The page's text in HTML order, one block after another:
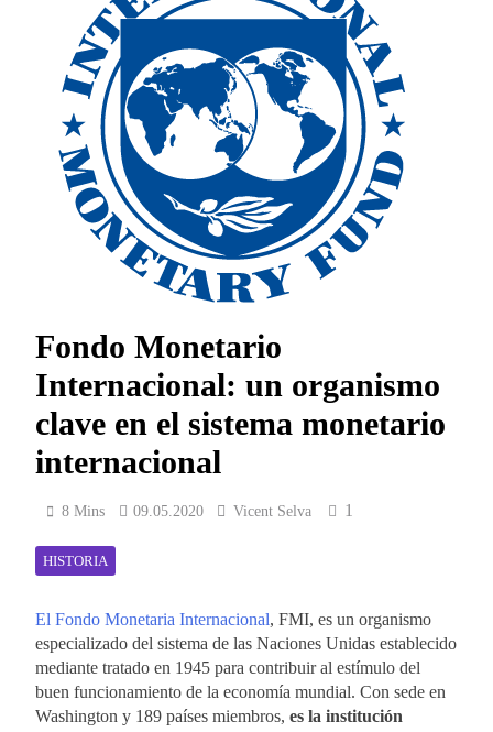
Fondo Monetario
Internacional: un organismo
clave en el sistema monetario
internacional
8 Mins 09.05.2020 Vicent Selva 1
HISTORIA
El Fondo Monetaria Internacional, FMI, es un organismo
especializado del sistema de las Naciones Unidas establecido
mediante tratado en 1945 para contribuir al estímulo del
buen funcionamiento de la economía mundial. Con sede en
Washington y 189 países miembros, es la institución